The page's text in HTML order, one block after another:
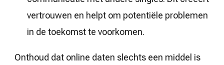
vertrouwen en helpt om potentiële problemen
in de toekomst te voorkomen.
Onthoud dat online daten slechts een middel is